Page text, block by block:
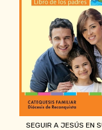
SEGUIR A JESÚS EN